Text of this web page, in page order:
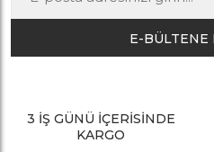
E-BÜLTENE
3 İŞ GÜNÜ İÇERİSİNDE
KARGO